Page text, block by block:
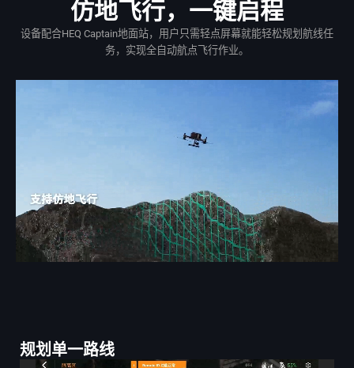
仿地飞行，一键启程
设备配合HEQ Captain地面站，用户只需轻点屏幕就能轻松规划航线任
务，实现全自动航点飞行作业。
规划单一路线